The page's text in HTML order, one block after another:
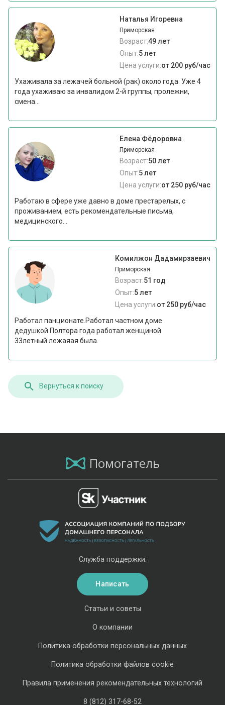
Наталья Игоревна
Приморская
Возраст:49 лет
Опыт:5 лет
Цена услуги:от 200 руб/час
Ухаживала за лежачей больной (рак) около года. Уже 4
года ухаживаю за инвалидом 2-й группы, пролежни,
смена...
Елена Фёдоровна
Приморская
Возраст:50 лет
Опыт:5 лет
Цена услуги:от 250 руб/час
Работаю в сфере уже давно в доме престарелых, с
проживанием, есть рекомендательные письма,
медицинского...
Комилжон Дадамирзаевич
Приморская
Возраст:51 год
Опыт:5 лет
Цена услуги:от 250 руб/час
Работал панционате.Работал частном доме
дедушкой.Полтора года работал женщиной
33летный.лежаяая была.
Вернуться к поиску
Помогатель
Статьи и советы
О компании
Политика обработки персональных данных
Политика обработки файлов cookie
Правила применения рекомендательных технологий
8 (812) 317-68-52
Служба поддержки:
Написать